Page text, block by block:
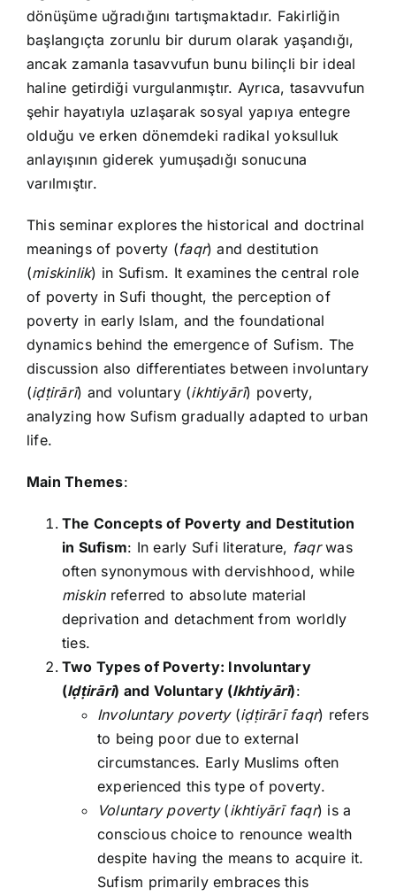
dönüşüme uğradığını tartışmaktadır. Fakirliğin
başlangıçta zorunlu bir durum olarak yaşandığı,
ancak zamanla tasavvufun bunu bilinçli bir ideal
haline getirdiği vurgulanmıştır. Ayrıca, tasavvufun
şehir hayatıyla uzlaşarak sosyal yapıya entegre
olduğu ve erken dönemdeki radikal yoksulluk
anlayışının giderek yumuşadığı sonucuna
varılmıştır.
This seminar explores the historical and doctrinal
meanings of poverty (faqr) and destitution
(miskinlik) in Sufism. It examines the central role
of poverty in Sufi thought, the perception of
poverty in early Islam, and the foundational
dynamics behind the emergence of Sufism. The
discussion also differentiates between involuntary
(iḍṭirārī) and voluntary (ikhtiyārī) poverty,
analyzing how Sufism gradually adapted to urban
life.
Main Themes:
The Concepts of Poverty and Destitution
in Sufism: In early Sufi literature, faqrwas
often synonymous with dervishhood, while
miskinreferred to absolute material
deprivation and detachment from worldly
ties.
Two Types of Poverty: Involuntary
(Iḍṭirārī) and Voluntary (Ikhtiyārī):
Involuntary poverty(iḍṭirārī faqr) refers
to being poor due to external
circumstances. Early Muslims often
experienced this type of poverty.
Voluntary poverty(ikhtiyārī faqr) is a
conscious choice to renounce wealth
despite having the means to acquire it.
Sufism primarily embraces this